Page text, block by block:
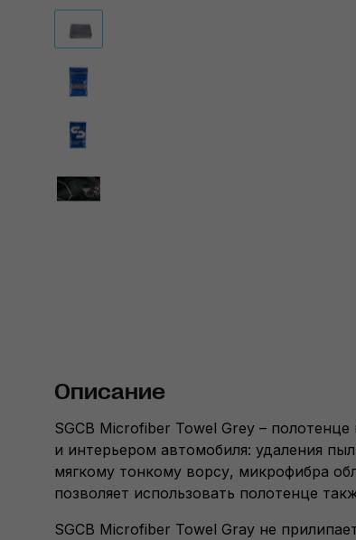
Описание
SGCB Microfiber Towel Grey –
и интерьером автомобиля: удаления
мягкому тонкому ворсу, микрофибра
позволяет использовать полотенце
SGCB Microfiber Towel Gray не